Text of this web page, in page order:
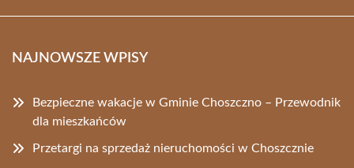
NAJNOWSZE WPISY
Bezpieczne wakacje w Gminie Choszczno – Przewodnik
dla mieszkańców
Przetargi na sprzedaż nieruchomości w Choszcznie